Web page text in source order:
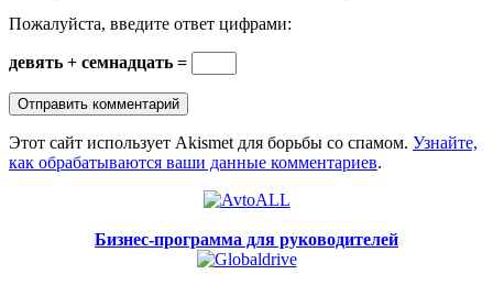
Пожалуйста, введите ответ цифрами:
девять + семнадцать =
Этот сайт использует Akismet для борьбы со спамом. Узнайте,
как обрабатываются ваши данные комментариев.
Бизнес-программа для руководителей